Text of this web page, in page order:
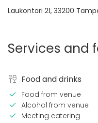
Laukontori 21, 33200
Services and
Food and drinks
Food from venue
Alcohol from venue
Meeting catering